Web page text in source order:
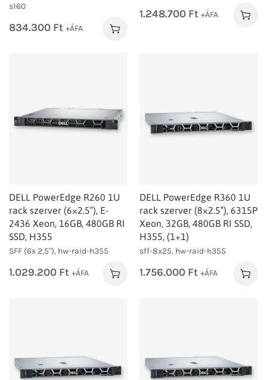
s160
834.300 Ft +ÁFA
1.248.700 Ft +ÁFA
DELL PowerEdge R260 1U
rack szerver (6×2.5″), E-
2436 Xeon, 16GB, 480GB RI
SSD, H355
SFF (6x 2,5"), hw-raid-h355
1.029.200 Ft +ÁFA
DELL PowerEdge R360 1U
rack szerver (8×2.5″), 6315P
Xeon, 32GB, 480GB RI SSD,
H355, (1+1)
sff-8x25, hw-raid-h355
1.756.000 Ft +ÁFA